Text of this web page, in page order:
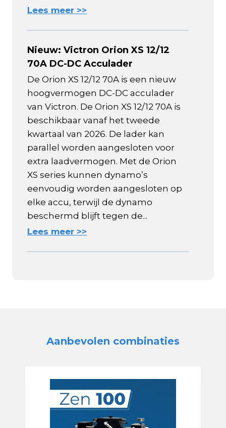
Lees meer >>
Nieuw: Victron Orion XS 12/12
70A DC-DC Acculader
De Orion XS 12/12 70A is een nieuw
hoogvermogen DC-DC acculader
van Victron. De Orion XS 12/12 70A is
beschikbaar vanaf het tweede
kwartaal van 2026. De lader kan
parallel worden aangesloten voor
extra laadvermogen. Met de Orion
XS series kunnen dynamo’s
eenvoudig worden aangesloten op
elke accu, terwijl de dynamo
beschermd blijft tegen de...
Lees meer >>
Aanbevolen combinaties